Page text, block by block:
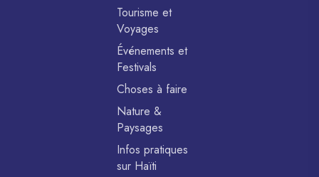
Tourisme et
Voyages
Événements et
Festivals
Choses à faire
Nature &
Paysages
Infos pratiques
sur Haïti